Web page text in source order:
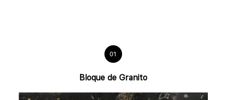
01
Bloque de Granito